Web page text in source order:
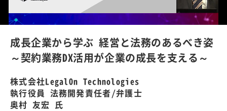
n
u
d
:
1
0
0
0
%
成長企業から学ぶ 経営と法務のあるべき姿
～契約業務DX活用が企業の成長を支える～
株式会社LegalOn Technologies
執行役員 法務開発責任者/弁護士
奥村 友宏 氏